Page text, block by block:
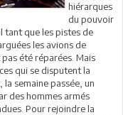
hiérarques
du pouvoir
tant que les pistes de
les avions de
été réparées. Mais
qui se disputent la
semaine passée, un
des hommes armés
Pour rejoindre la